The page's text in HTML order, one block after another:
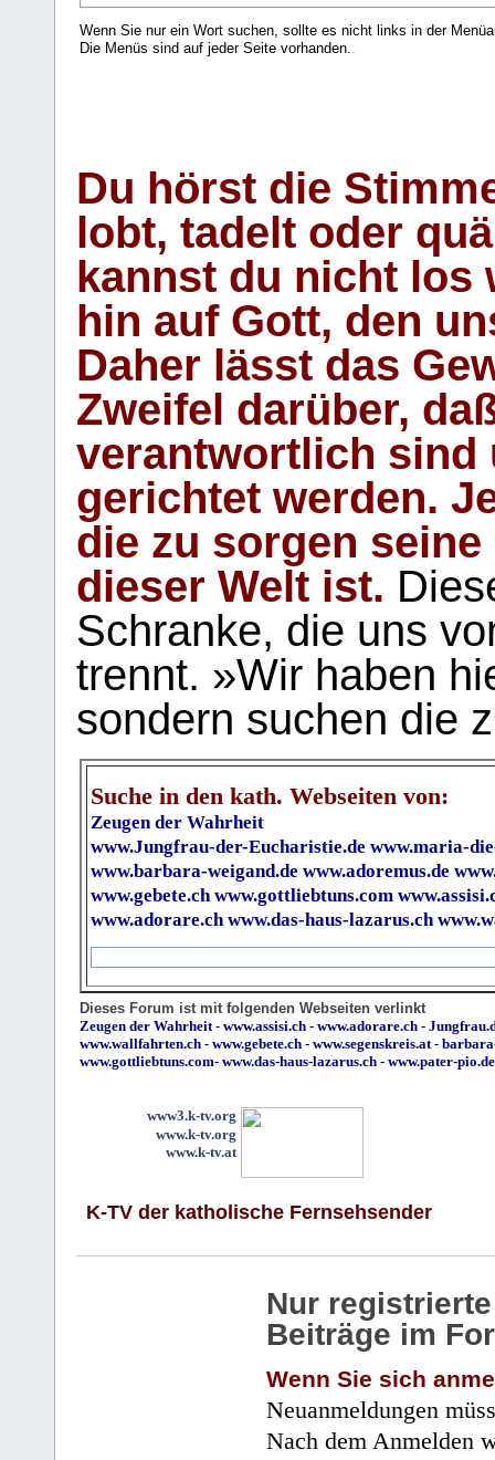
Wenn Sie nur ein Wort suchen, sollte es nicht links in der
Die Menüs sind auf jeder Seite vorhanden.
Du hörst die
lobt, tadelt oder
kannst du nicht los
hin auf Gott, den
Daher lässt das
Zweifel darüber,
verantwortlich sind
gerichtet werden.
die zu sorgen
dieser Welt ist.
Schranke, die uns
trennt. »Wir haben
sondern suchen die
Suche in den kath. Webseiten von:
Zeugen der Wahrheit
www.Jungfrau-der-Eucharistie.de www.maria-
www.barbara-weigand.de www.adoremus.de
www.gebete.ch www.gottliebtuns.com
www.adorare.ch www.das-haus-lazarus.ch
Dieses Forum ist mit folgenden Webseiten verlinkt
Zeugen der Wahrheit - www.assisi.ch - www.adorare.ch -
www.wallfahrten.ch - www.gebete.ch - www.segenskreis.at -
www.gottliebtuns.com- www.das-haus-lazarus.ch - www.pater-pio.de
www3.k-tv.org
www.k-tv.org
www.k-tv.at
K-TV der katholische Fernsehsender
Nur
Beiträge im
Wenn Sie sich
Neuanmeldungen
Nach dem Anmelden